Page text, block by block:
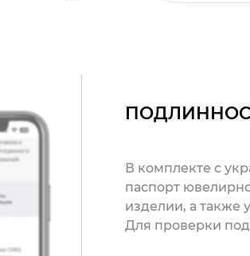
В комплекте с
паспорт
изделии, а
Для проверки